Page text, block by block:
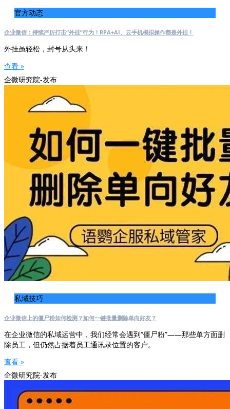
官方动态
企业微信：持续严厉打击“外挂”行为！RPA+AI、云手机模拟操作都是外挂！
外挂虽轻松，封号从头来！
查看 »
企微研究院-发布
私域技巧
企业微信上的僵尸粉如何检测？如何一键批量删除单向好友？
在企业微信的私域运营中，我们经常会遇到“僵尸粉”——那些单方面删
除员工，但仍然占据着员工通讯录位置的客户。
查看 »
企微研究院-发布